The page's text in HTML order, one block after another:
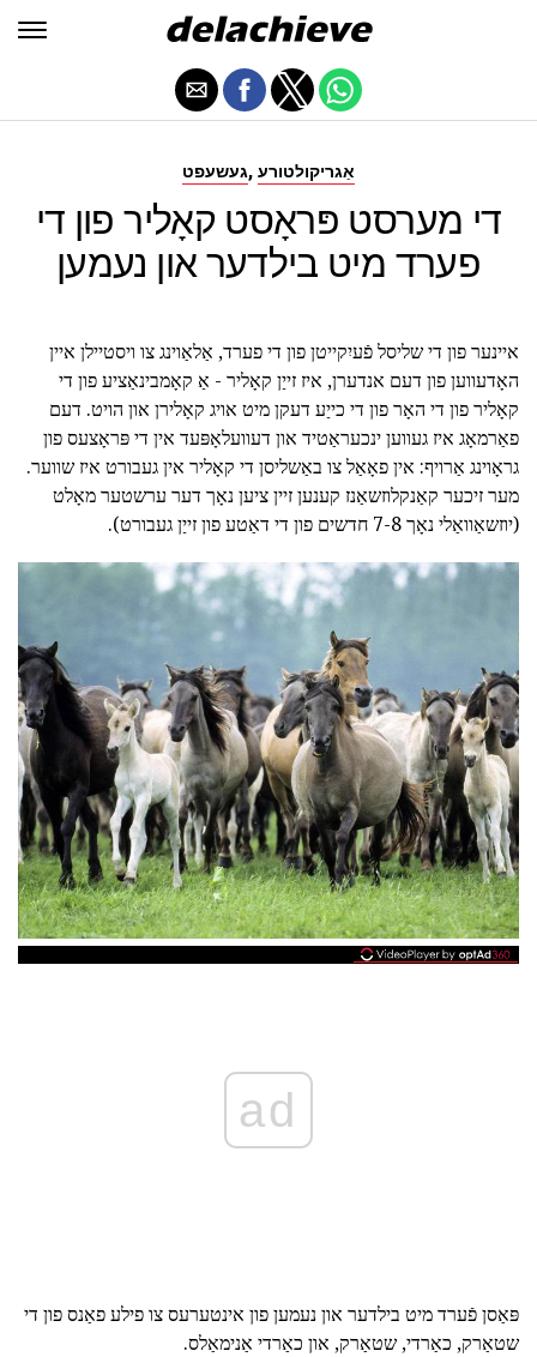
געשעפט, אַגריקולטורע
די מערסט פּראָסט קאָליר פון די
פערד מיט בילדער און נעמען
איינער פון די שליסל פֿעיִקייטן פון די פערד, אַלאַוינג צו ויסטיילן איין
האָדעווען פון דעם אנדערן, איז זייַן קאָליר - אַ קאָמבינאַציע פון די
קאָליר פון די האָר פון די כייַע דעקן מיט אויג קאָלירן און הויט. דעם
פאַרמאָג איז געווען ינכעראַטיד און דעוועלאָפּעד אין די פּראָצעס פון
גראָוינג אַרויף: אין פאָאַל צו באַשליסן די קאָליר אין געבורט איז שווער.
מער זיכער קאַנקלוזשאַנז קענען זיין ציען נאָך דער ערשטער מאָלט
(יוזשאַוואַלי נאָך 7-8 חדשים פון די דאַטע פון זייַן געבורט).
ad
פּאַסן פֿערד מיט בילדער און נעמען פון אינטערעס צו פילע פאַנס פון די
שטאַרק, כאַרדי, שטאַרק, און כאַרדי אַנימאַלס.